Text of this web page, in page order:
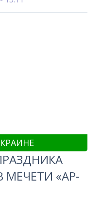
МЕЧЕТИ «АР-